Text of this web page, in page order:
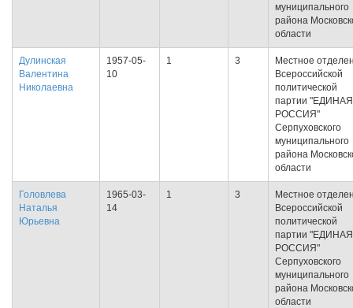
муниципального
района
области
Дулинская
Валентина
Николаевна
1957-05-
10
1 3
Местное
Всероссийской
политической
партии "ЕДИНАЯ
РОССИЯ"
Серпуховского
муниципального
района
области
Головлева
Наталья
Юрьевна
1965-03-
14
1 3
Местное
Всероссийской
политической
партии "ЕДИНАЯ
РОССИЯ"
Серпуховского
муниципального
района
области